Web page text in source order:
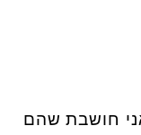
חושבת שהם